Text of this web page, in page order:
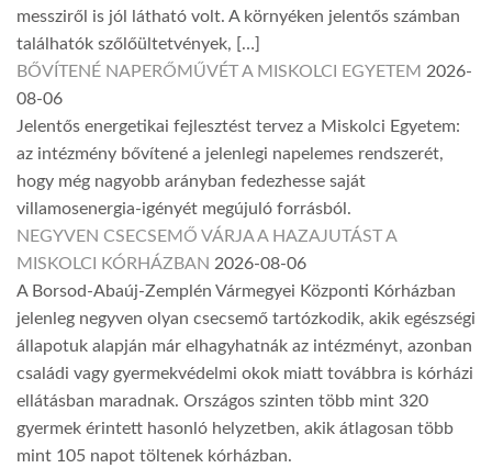
messziről is jól látható volt. A környéken jelentős számban
találhatók szőlőültetvények, […]
BŐVÍTENÉ NAPERŐMŰVÉT A MISKOLCI EGYETEM 2026-
08-06
Jelentős energetikai fejlesztést tervez a Miskolci Egyetem:
az intézmény bővítené a jelenlegi napelemes rendszerét,
hogy még nagyobb arányban fedezhesse saját
villamosenergia-igényét megújuló forrásból.
NEGYVEN CSECSEMŐ VÁRJA A HAZAJUTÁST A
MISKOLCI KÓRHÁZBAN 2026-08-06
A Borsod-Abaúj-Zemplén Vármegyei Központi Kórházban
jelenleg negyven olyan csecsemő tartózkodik, akik egészségi
állapotuk alapján már elhagyhatnák az intézményt, azonban
családi vagy gyermekvédelmi okok miatt továbbra is kórházi
ellátásban maradnak. Országos szinten több mint 320
gyermek érintett hasonló helyzetben, akik átlagosan több
mint 105 napot töltenek kórházban.